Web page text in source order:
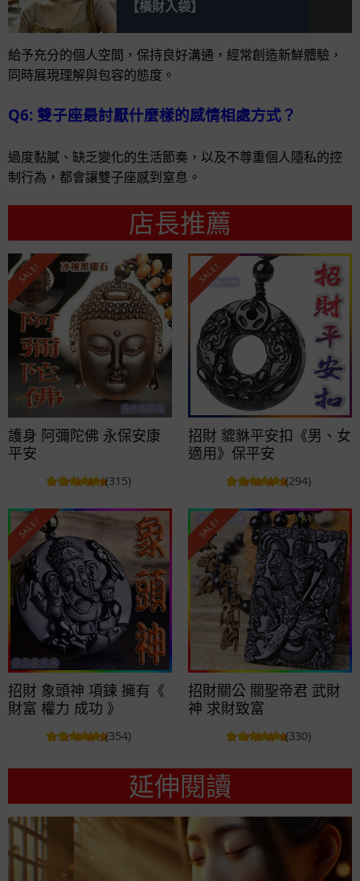
【橫財入袋】
給予充分的個人空間，保持良好溝通，經常創造新鮮體驗，
同時展現理解與包容的態度。
Q6: 雙子座最討厭什麼樣的感情相處方式？
過度黏膩、缺乏變化的生活節奏，以及不尊重個人隱私的控
制行為，都會讓雙子座感到窒息。
店長推薦
SALE!
護身 阿彌陀佛 永保安康
平安
(315)
SALE!
招財 貔貅平安扣《男、女
適用》保平安
(294)
SALE!
招財 象頭神 項鍊 擁有《
財富 權力 成功 》
(354)
SALE!
招財關公 關聖帝君 武財
神 求財致富
(330)
延伸閱讀